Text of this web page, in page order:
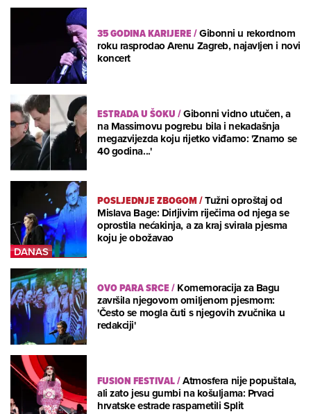
35 GODINA KARIJERE/Gibonni u rekordnom
roku rasprodao Arenu Zagreb, najavljen i novi
koncert
ESTRADA U ŠOKU/Gibonni vidno utučen, a
na Massimovu pogrebu bila i nekadašnja
megazvijezda koju rijetko viđamo: 'Znamo se
40 godina...'
POSLJEDNJE ZBOGOM/Tužni oproštaj od
Mislava Bage: Dirljivim riječima od njega se
oprostila nećakinja, a za kraj svirala pjesma
koju je obožavao
OVO PARA SRCE/Komemoracija za Bagu
završila njegovom omiljenom pjesmom:
'Često se mogla čuti s njegovih zvučnika u
redakciji'
FUSION FESTIVAL/Atmosfera nije popuštala,
ali zato jesu gumbi na košuljama: Prvaci
hrvatske estrade raspametili Split